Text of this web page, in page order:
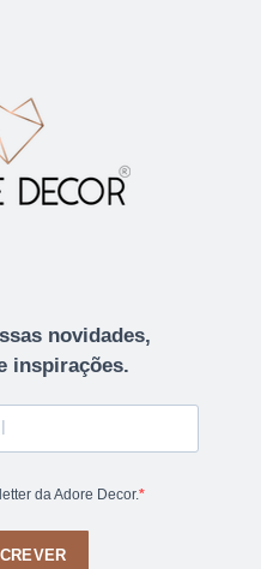
novidades,
inspirações.
da Adore Decor.